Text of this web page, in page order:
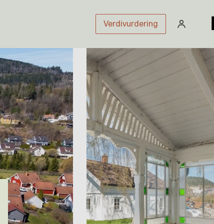
Verdivurdering